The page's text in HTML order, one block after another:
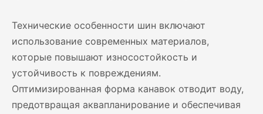
Технические особенности шин включают
использование современных материалов,
которые повышают износостойкость и
устойчивость к повреждениям.
Оптимизированная форма канавок отводит воду,
предотвращая аквапланирование и обеспечивая